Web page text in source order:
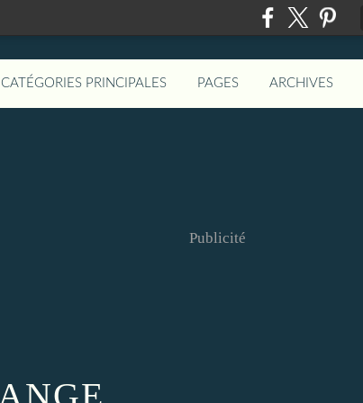
CATÉGORIES PRINCIPALES PAGES ARCHIVES
Publicité